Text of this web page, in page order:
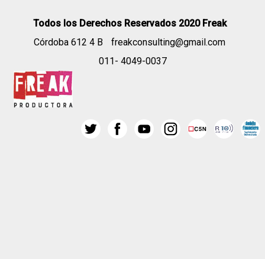
Todos los Derechos Reservados 2020 Freak
Córdoba 612 4 B
freakconsulting@gmail.com
011- 4049-0037